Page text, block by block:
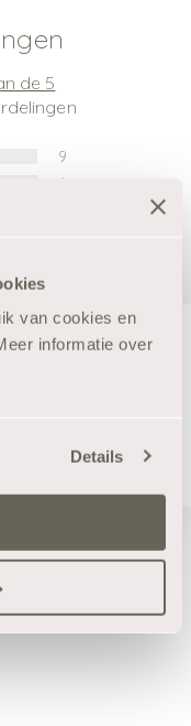
van cookies en
informatie over
Details
de 5
9
4